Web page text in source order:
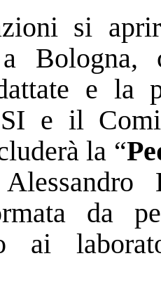
si
e la
e il
la “
da
ai